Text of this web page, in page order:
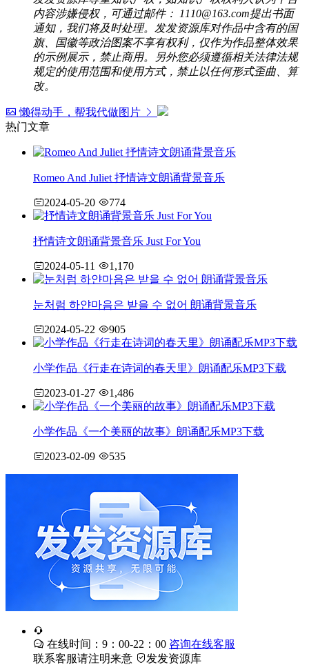
内容涉嫌侵权，可通过邮件： 1110@163.com提出书面
通知，我们将及时处理。发发资源库对作品中含有的国
旗、国徽等政治图案不享有权利，仅作为作品整体效果
的示例展示，禁止商用。另外您必须遵循相关法律法规
规定的使用范围和使用方式，禁止以任何形式歪曲、算
改。
懒得动手，帮我代做图片
热门文章
Romeo And Juliet 抒情诗文朗诵背景音乐
2024-05-20 774
抒情诗文朗诵背景音乐 Just For You
2024-05-11 1,170
눈처럼 하얀마음은 받을 수 없어 朗诵背景音乐
2024-05-22 905
小学作品《行走在诗词的春天里》朗诵配乐MP3下载
2023-01-27 1,486
小学作品《一个美丽的故事》朗诵配乐MP3下载
2023-02-09 535
在线时间：9：00-22：00 咨询在线客服
联系客服请注明来意
发发资源库